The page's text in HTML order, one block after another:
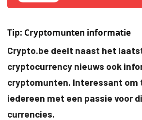
Tip: Cryptomunten informatie
Crypto.be deelt naast het
cryptocurrency nieuws ook
cryptomunten. Interessant om
iedereen met een passie voor
currencies.